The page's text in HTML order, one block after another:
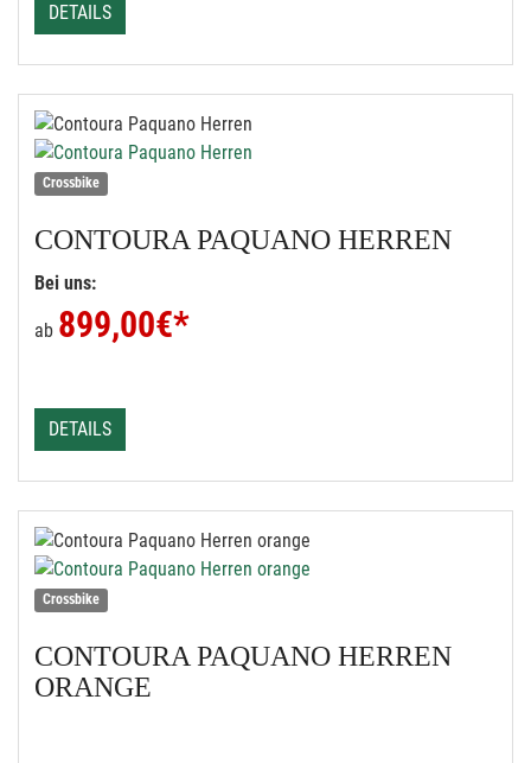
DETAILS
Crossbike
CONTOURA PAQUANO HERREN
Bei uns:
ab 899,00€*
DETAILS
Crossbike
CONTOURA PAQUANO HERREN
ORANGE